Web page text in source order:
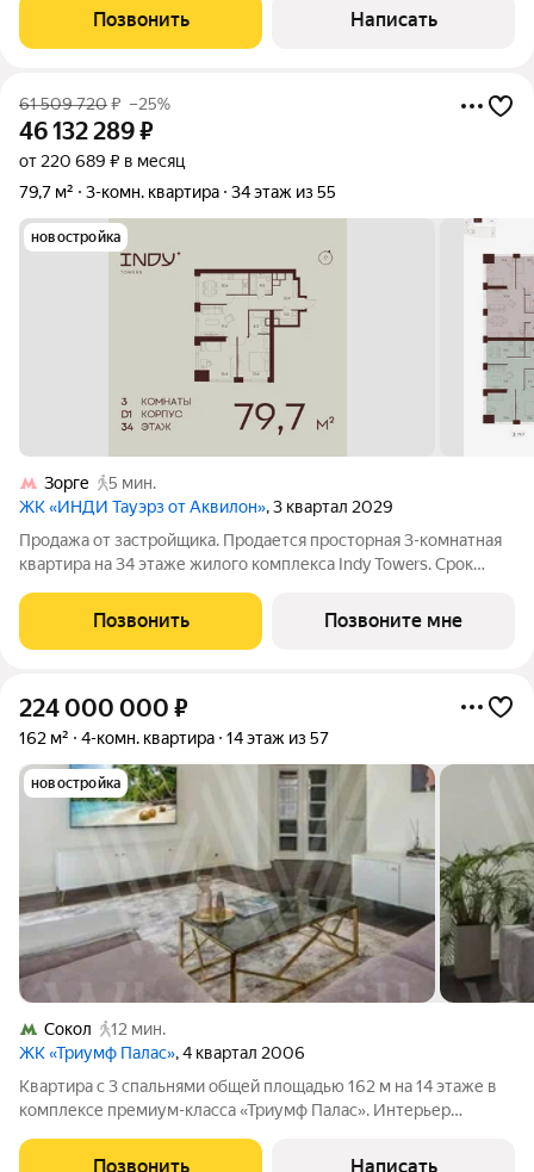
просторная кухня-гостиная, три спальни со своими санузлами
и гардеробными, прихожая. Высота
Позвонить Написать
61 509 720₽ –25%
46 132 289₽
от 220 689 ₽ в месяц
79,7 м²
3-комн. квартира 34 этаж из 55
новостройка
Зорге
5 мин.
ЖК «ИНДИ Тауэрз от Аквилон», 3 квартал 2029
Продажа от застройщика. Продается просторная 3-комнатная
квартира на 34 этаже жилого комплекса Indy Towers. Срок
Хорошевском районе Москвы, на улице Куусенина, в
окружении почти 150 гектаров
Позвонить Позвоните мне
224 000 000 ₽
162 м² 4-комн. квартира 14 этаж из 57
новостройка
Сокол
12 мин.
ЖК «Триумф Палас», 4 квартал 2006
Квартира с 3 спальнями общей площадью 162 м на 14 этаже в
комплексе премиум-класса «Триумф Палас». Интерьер
оттенков. Эффектными акцентами служат винтажные
Позвонить Написать